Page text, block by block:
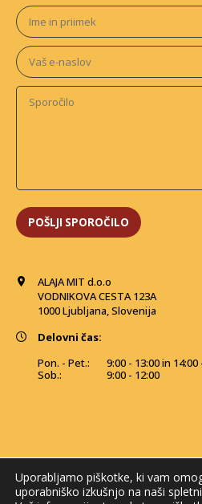
ALAJA MIT d.o.o
VODNIKOVA CESTA 123A
1000 Ljubljana, Slovenija
Delovni čas:
Pon. - Pet.:
Sob.:
9:00 - 13:00 in 14:00
9:00 - 12:00
Uporabljamo piškotke, ki vam
uporabniško izkušnjo na naši